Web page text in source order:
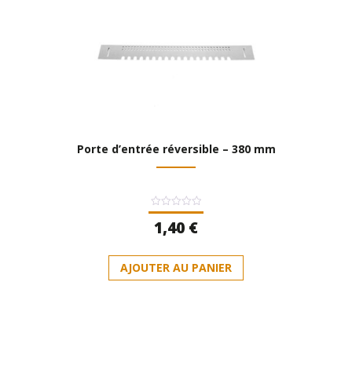
Porte d’entrée réversible – 380 mm
Note
0
sur
1,40 €
AJOUTER AU PANIER